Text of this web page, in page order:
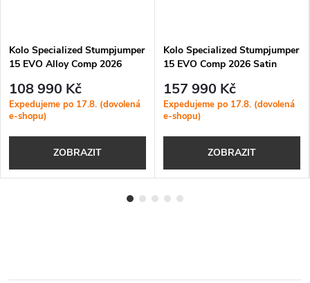
Kolo Specialized Stumpjumper
15 EVO Alloy Comp 2026
108 990 Kč
Expedujeme po 17.8. (dovolená
e-shopu)
ZOBRAZIT
Kolo Specialized Stumpjumper
15 EVO Comp 2026 Satin
157 990 Kč
Expedujeme po 17.8. (dovolená
e-shopu)
ZOBRAZIT